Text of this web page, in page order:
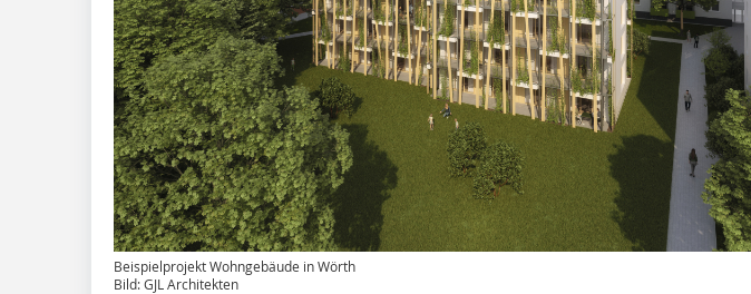
Beispielprojekt Wohngebäude in Wörth
Bild: GJL Architekten